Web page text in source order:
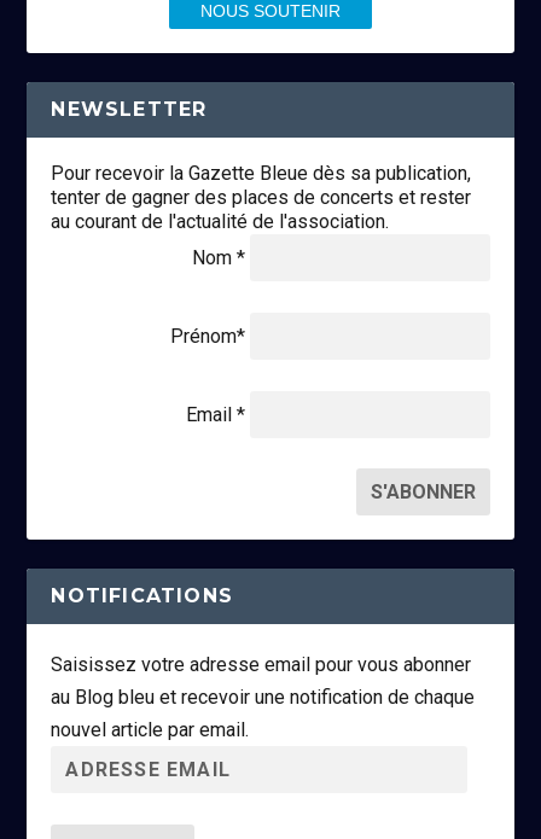
NOUS SOUTENIR
NEWSLETTER
Pour recevoir la Gazette Bleue dès sa publication,
tenter de gagner des places de concerts et rester
au courant de l'actualité de l'association.
Nom *
Prénom*
Email *
NOTIFICATIONS
Saisissez votre adresse email pour vous abonner
au Blog bleu et recevoir une notification de chaque
nouvel article par email.
r